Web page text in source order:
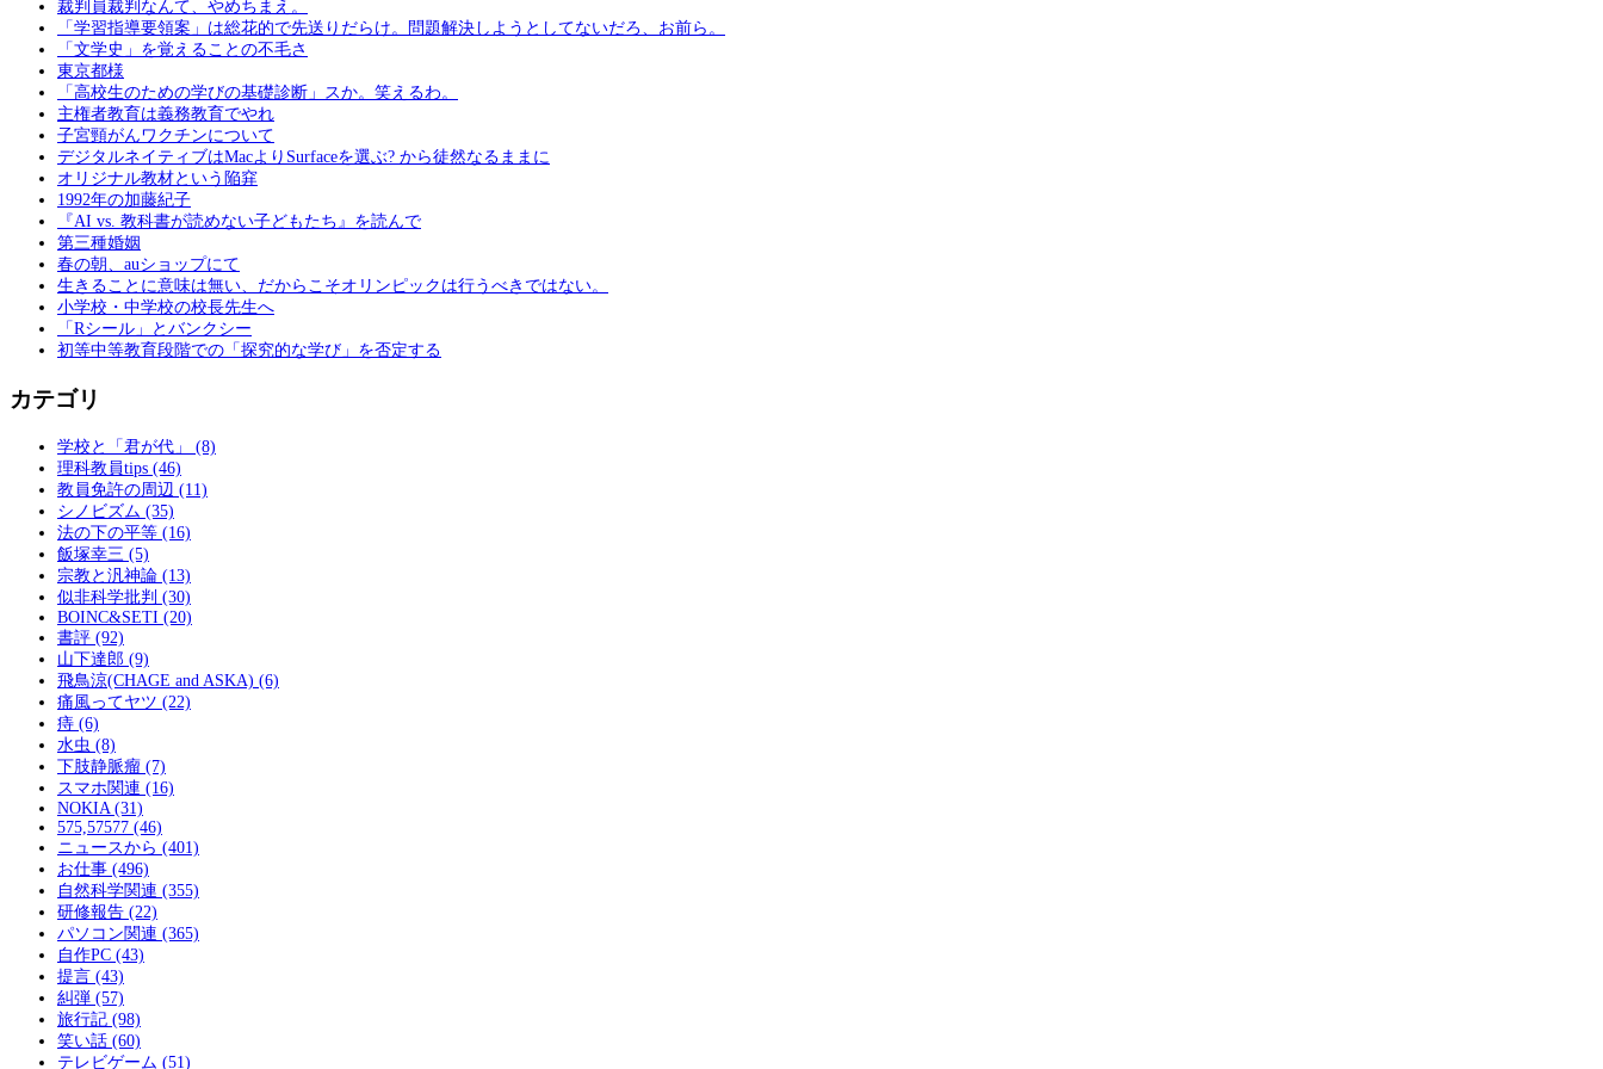
裁判員裁判なんて、やめちまえ。
「学習指導要領案」は総花的で先送りだらけ。問題解決しようとしてないだろ、お前ら。
「文学史」を覚えることの不毛さ
東京都様
「高校生のための学びの基礎診断」スか。笑えるわ。
主権者教育は義務教育でやれ
子宮頸がんワクチンについて
デジタルネイティブはMacよりSurfaceを選ぶ? から徒然なるままに
オリジナル教材という陥穽
1992年の加藤紀子
『AI vs. 教科書が読めない子どもたち』を読んで
第三種婚姻
春の朝、auショップにて
生きることに意味は無い、だからこそオリンピックは行うべきではない。
小学校・中学校の校長先生へ
「Rシール」とバンクシー
初等中等教育段階での「探究的な学び」を否定する
カテゴリ
学校と「君が代」 (8)
理科教員tips (46)
教員免許の周辺 (11)
シノビズム (35)
法の下の平等 (16)
飯塚幸三 (5)
宗教と汎神論 (13)
似非科学批判 (30)
BOINC&SETI (20)
書評 (92)
山下達郎 (9)
飛鳥涼(CHAGE and ASKA) (6)
痛風ってヤツ (22)
痔 (6)
水虫 (8)
下肢静脈瘤 (7)
スマホ関連 (16)
NOKIA (31)
575,57577 (46)
ニュースから (401)
お仕事 (496)
自然科学関連 (355)
研修報告 (22)
パソコン関連 (365)
自作PC (43)
提言 (43)
糾弾 (57)
旅行記 (98)
笑い話 (60)
テレビゲーム (51)